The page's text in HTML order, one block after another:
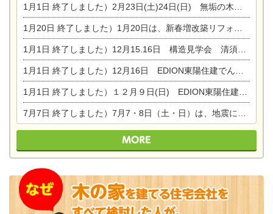
1月1日 終了しました）2月23日(土)24日(日) 無垢の木の家 完成見学会
1月20日 終了しました）1月20日は、新春増改築リフォームまつり＆家の修理祭り＆家電まつりです。
1月1日 終了しました）12月15.16日 構造見学会 清須市西枇杷島町弁天
1月1日 終了しました）12月16日 EDION東陽住建でんき OPEN第二弾イベント！！
1月1日 終了しました）１２月９日(日) EDION東陽住建でんき館プレＯＰＥＮ！＆家の修理まつり
7月7日 終了しました）7月7・8日（土・日）は、地震に強くて安心！暮らしを楽しむ東濃ひのきの平屋の家体験見学会を開催します。ぜひお越しください。